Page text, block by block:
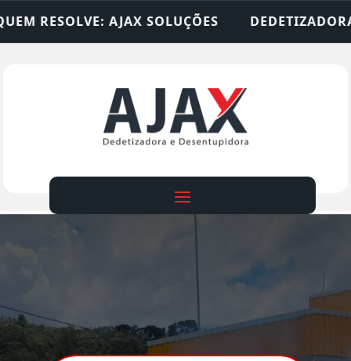
DEDETIZADORA • DESENTUPIDORA •